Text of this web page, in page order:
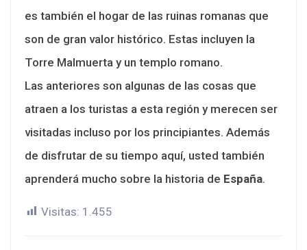
es también el hogar de las ruinas romanas que
son de gran valor histórico. Estas incluyen la
Torre Malmuerta y un templo romano.
Las anteriores son algunas de las cosas que
atraen a los turistas a esta región y merecen ser
visitadas incluso por los principiantes. Además
de disfrutar de su tiempo aquí, usted también
aprenderá mucho sobre la historia de España.
Visitas: 1.455